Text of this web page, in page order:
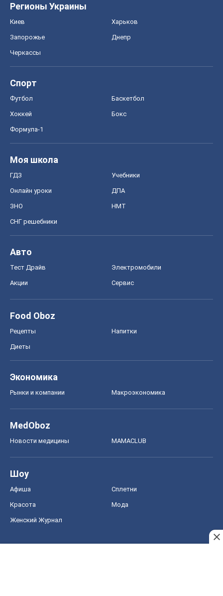
Регионы Украины
Киев Харьков
Запорожье Днепр
Черкассы
Спорт
Футбол Баскетбол
Хоккей Бокс
Формула-1
Моя школа
ГДЗ Учебники
Онлайн уроки ДПА
ЗНО НМТ
СНГ решебники
Авто
Тест Драйв Электромобили
Акции Сервис
Food Oboz
Рецепты Напитки
Диеты
Экономика
Рынки и компании Mакроэкономика
MedOboz
Новости медицины MAMACLUB
Шоу
Афиша Сплетни
Красота Мода
Женский Журнал